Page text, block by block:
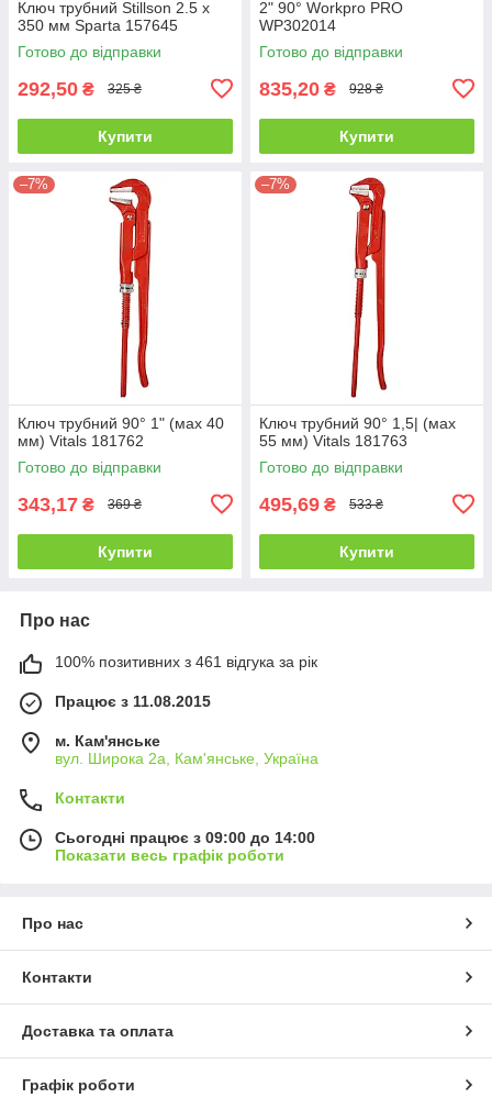
Ключ трубний Stillson 2.5 х
350 мм Sparta 157645
Готово до відправки
292,50 ₴ 325 ₴
Купити
2" 90° Workpro PRO
WP302014
Готово до відправки
835,20 ₴ 928 ₴
Купити
–7%
Ключ трубний 90° 1" (мах 40
мм) Vitals 181762
Готово до відправки
343,17 ₴ 369 ₴
Купити
–7%
Ключ трубний 90° 1,5| (мах
55 мм) Vitals 181763
Готово до відправки
495,69 ₴ 533 ₴
Купити
Про нас
100% позитивних з 461 відгука за рік
Працює з 11.08.2015
м. Кам'янське
вул. Широка 2а, Кам'янське, Україна
Контакти
Сьогодні працює з 09:00 до 14:00
Показати весь графік роботи
Про нас
Контакти
Доставка та оплата
Графік роботи